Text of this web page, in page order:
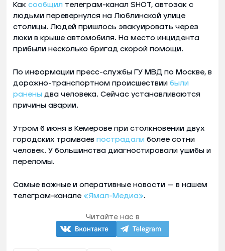
Как сообщил телеграм-канал SHOT, автозак с
людьми перевернулся на Люблинской улице
столицы. Людей пришлось эвакуировать через
люки в крыше автомобиля. На место инцидента
прибыли несколько бригад скорой помощи.
По информации пресс-службы ГУ МВД по Москве, в
дорожно-транспортном происшествии были
ранены два человека. Сейчас устанавливаются
причины аварии.
Утром 6 июня в Кемерове при столкновении двух
городских трамваев пострадали более сотни
человек. У большинства диагностировали ушибы и
переломы.
Самые важные и оперативные новости — в нашем
телеграм-канале «Ямал-Медиа».
Читайте нас в